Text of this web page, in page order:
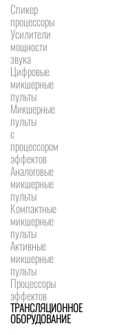
Спикер
процессоры
Усилители
мощности
звука
Цифровые
микшерные
пульты
Микшерные
пульты
с
процессором
эффектов
Аналоговые
микшерные
пульты
Компактные
микшерные
пульты
Активные
микшерные
пульты
Процессоры
эффектов
ТРАНСЛЯЦИОННОЕ
ОБОРУДОВАНИЕ